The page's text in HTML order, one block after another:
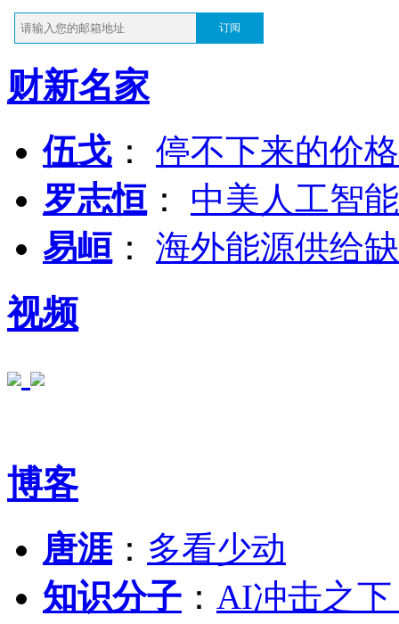
订阅
财新名家
伍戈 ： 停不下来的价
罗志恒 ： 中美人工智
易峘 ： 海外能源供给
视频
博客
唐涯： 多看少动
知识分子 ： AI冲击之